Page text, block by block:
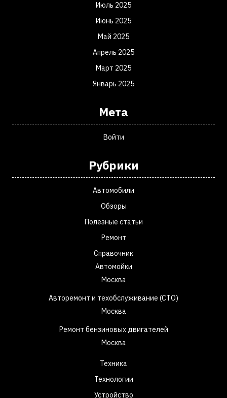
Июль 2025
Июнь 2025
Май 2025
Апрель 2025
Март 2025
Январь 2025
Мета
Войти
Рубрики
Автомобили
Обзоры
Полезные статьи
Ремонт
Справочник
Автомойки
Москва
Авторемонт и техобслуживание (СТО)
Москва
Ремонт бензиновых двигателей
Москва
Техника
Технологии
Устройство